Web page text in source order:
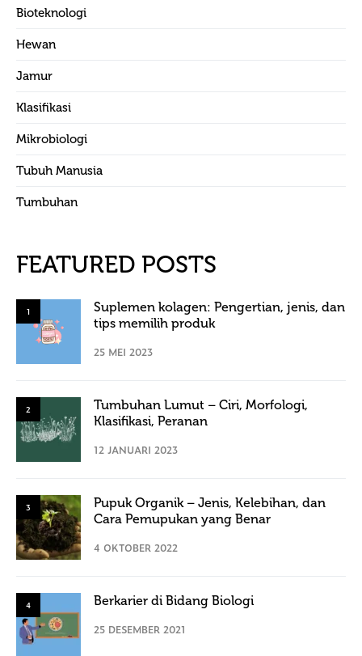
Bioteknologi
Hewan
Jamur
Klasifikasi
Mikrobiologi
Tubuh Manusia
Tumbuhan
FEATURED POSTS
1
Suplemen kolagen: Pengertian, jenis, dan
tips memilih produk
25 MEI 2023
2
Tumbuhan Lumut – Ciri, Morfologi,
Klasifikasi, Peranan
12 JANUARI 2023
3
Pupuk Organik – Jenis, Kelebihan, dan
Cara Pemupukan yang Benar
4 OKTOBER 2022
4 Berkarier di Bidang Biologi
25 DESEMBER 2021